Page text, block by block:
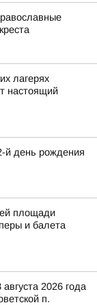
лагерях
настоящий
й день рождения
площади
и балета
2026 года
п.